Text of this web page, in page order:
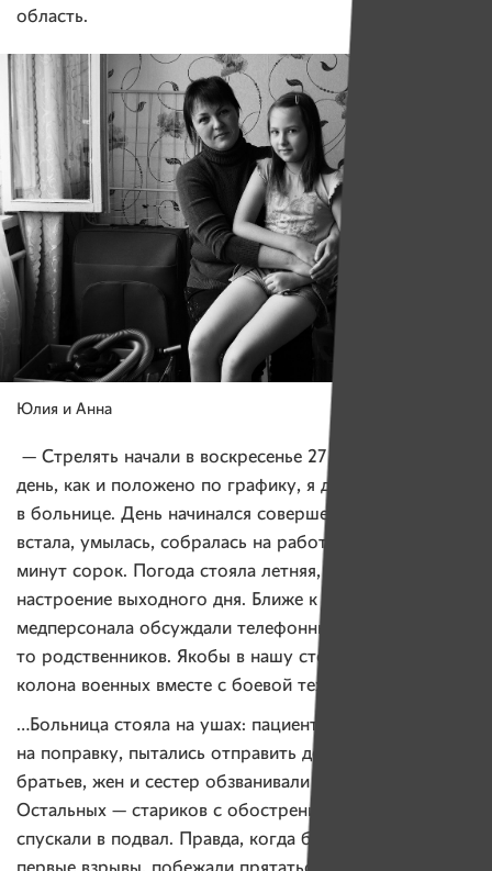
область.
Юлия и Анна
— Стрелять начали в воскресенье 27 июля. В тот
день, как и положено по графику, я дежурила
в больнице. День начинался совершенно обычно:
встала, умылась, собралась на работу. Идти мне
минут сорок. Погода стояла летняя, в городе царило
настроение выходного дня. Ближе к полудню среди
медперсонала обсуждали телефонный звонок от чьих-
то родственников. Якобы в нашу сторону движется
колона военных вместе с боевой техникой.
…Больница стояла на ушах: пациентов, которые шли
на поправку, пытались отправить домой (их мам,
братьев, жен и сестер обзванивали медики).
Остальных — стариков с обострением и инвалидов —
спускали в подвал. Правда, когда бабульки услышали